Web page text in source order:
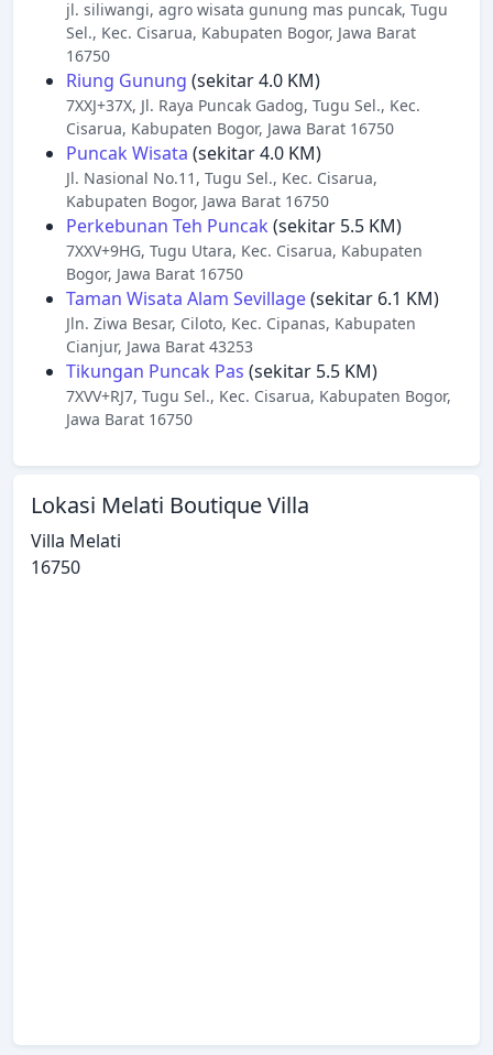
jl. siliwangi, agro wisata gunung mas puncak, Tugu
Sel., Kec. Cisarua, Kabupaten Bogor, Jawa Barat
16750
Riung Gunung (sekitar 4.0 KM)
7XXJ+37X, Jl. Raya Puncak Gadog, Tugu Sel., Kec.
Cisarua, Kabupaten Bogor, Jawa Barat 16750
Puncak Wisata (sekitar 4.0 KM)
Jl. Nasional No.11, Tugu Sel., Kec. Cisarua,
Kabupaten Bogor, Jawa Barat 16750
Perkebunan Teh Puncak (sekitar 5.5 KM)
7XXV+9HG, Tugu Utara, Kec. Cisarua, Kabupaten
Bogor, Jawa Barat 16750
Taman Wisata Alam Sevillage(sekitar 6.1 KM)
Jln. Ziwa Besar, Ciloto, Kec. Cipanas, Kabupaten
Cianjur, Jawa Barat 43253
Tikungan Puncak Pas (sekitar 5.5 KM)
7XVV+RJ7, Tugu Sel., Kec. Cisarua, Kabupaten Bogor,
Jawa Barat 16750
Lokasi Melati Boutique Villa
Villa Melati
16750